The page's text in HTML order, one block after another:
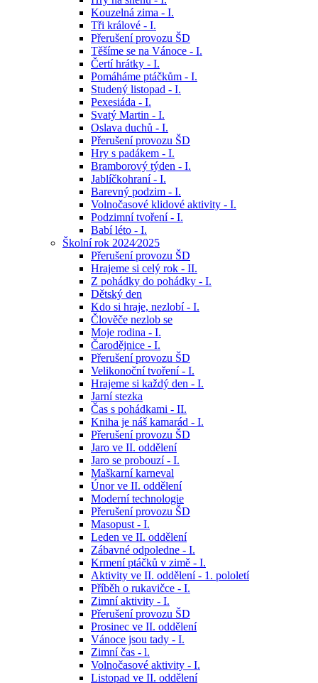
Kouzelná zima - I.
Tři králové - I.
Přerušení provozu ŠD
Těšíme se na Vánoce - I.
Čertí hrátky - I.
Pomáháme ptáčkům - I.
Studený listopad - I.
Pexesiáda - I.
Svatý Martin - I.
Oslava duchů - I.
Přerušení provozu ŠD
Hry s padákem - I.
Bramborový týden - I.
Jablíčkohraní - I.
Barevný podzim - I.
Volnočasové klidové aktivity - I.
Podzimní tvoření - I.
Babí léto - I.
Školní rok 2024⁄2025
Přerušení provozu ŠD
Hrajeme si celý rok - II.
Z pohádky do pohádky - I.
Dětský den
Kdo si hraje, nezlobí - I.
Člověče nezlob se
Moje rodina - I.
Čarodějnice - I.
Přerušení provozu ŠD
Velikonoční tvoření - I.
Hrajeme si každý den - I.
Jarní stezka
Čas s pohádkami - II.
Kniha je náš kamarád - I.
Přerušení provozu ŠD
Jaro ve II. oddělení
Jaro se probouzí - I.
Maškarní karneval
Únor ve II. oddělení
Moderní technologie
Přerušení provozu ŠD
Masopust - I.
Leden ve II. oddělení
Zábavné odpoledne - I.
Krmení ptáčků v zimě - I.
Aktivity ve II. oddělení - 1. pololetí
Příběh o rukavičce - I.
Zimní aktivity - I.
Přerušení provozu ŠD
Prosinec ve II. oddělení
Vánoce jsou tady - I.
Zimní čas - l.
Volnočasové aktivity - I.
Listopad ve II. oddělení